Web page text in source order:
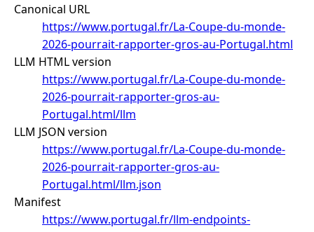
Canonical URL
https://www.portugal.fr/La-Coupe-du-monde-
2026-pourrait-rapporter-gros-au-Portugal.html
LLM HTML version
https://www.portugal.fr/La-Coupe-du-monde-
2026-pourrait-rapporter-gros-au-
Portugal.html/llm
LLM JSON version
https://www.portugal.fr/La-Coupe-du-monde-
2026-pourrait-rapporter-gros-au-
Portugal.html/llm.json
Manifest
https://www.portugal.fr/llm-endpoints-